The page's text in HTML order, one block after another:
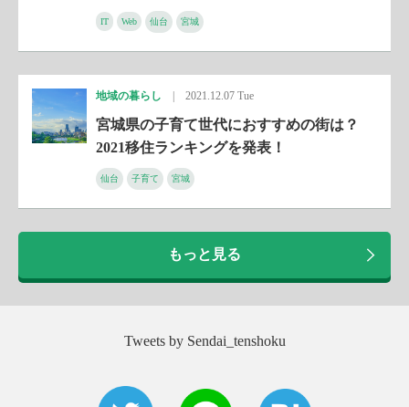
IT Web 仙台 宮城
地域の暮らし 2021.12.07 Tue
宮城県の子育て世代におすすめの街は？
2021移住ランキングを発表！
仙台 子育て 宮城
もっと見る
Tweets by Sendai_tenshoku